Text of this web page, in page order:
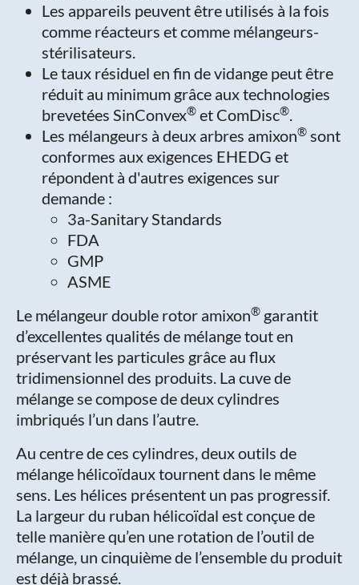
Les appareils peuvent être utilisés à la fois
comme réacteurs et comme mélangeurs-
stérilisateurs.
Le taux résiduel en fin de vidange peut être
réduit au minimum grâce aux technologies
brevetées SinConvex® et ComDisc®.
Les mélangeurs à deux arbres amixon® sont
conformes aux exigences EHEDG et
répondent à d'autres exigences sur
demande :
3a-Sanitary Standards
FDA
GMP
ASME
Le mélangeur double rotor amixon® garantit
d’excellentes qualités de mélange tout en
préservant les particules grâce au flux
tridimensionnel des produits. La cuve de
mélange se compose de deux cylindres
imbriqués l’un dans l’autre.
Au centre de ces cylindres, deux outils de
mélange hélicoïdaux tournent dans le même
sens. Les hélices présentent un pas progressif.
La largeur du ruban hélicoïdal est conçue de
telle manière qu’en une rotation de l’outil de
mélange, un cinquième de l’ensemble du produit
est déjà brassé.